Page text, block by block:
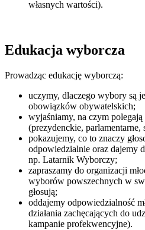
własnych wartości).
Edukacja wyborcza
Prowadząc edukację wyborczą:
uczymy, dlaczego wybory są
obowiązków obywatelskich;
wyjaśniamy, na czym
(prezydenckie, parlamentarne,
pokazujemy, co to znaczy
odpowiedzialnie oraz dajemy
np. Latarnik Wyborczy;
zapraszamy do organizacji
wyborów powszechnych w
głosują;
oddajemy odpowiedzialność
działania zachęcających do
kampanie profekwencyjne).